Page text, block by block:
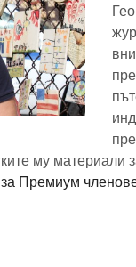
му
Премиум